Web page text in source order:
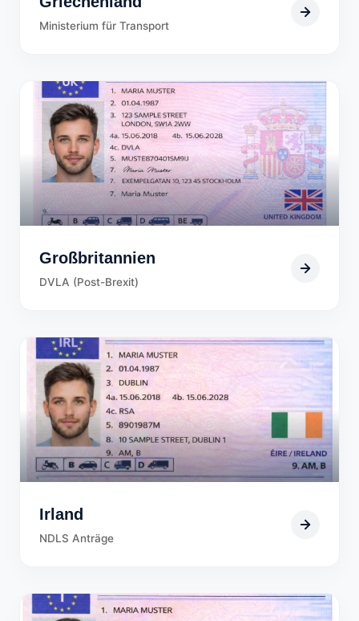
Ministerium für Transport
Großbritannien
DVLA (Post-Brexit)
Irland
NDLS Anträge